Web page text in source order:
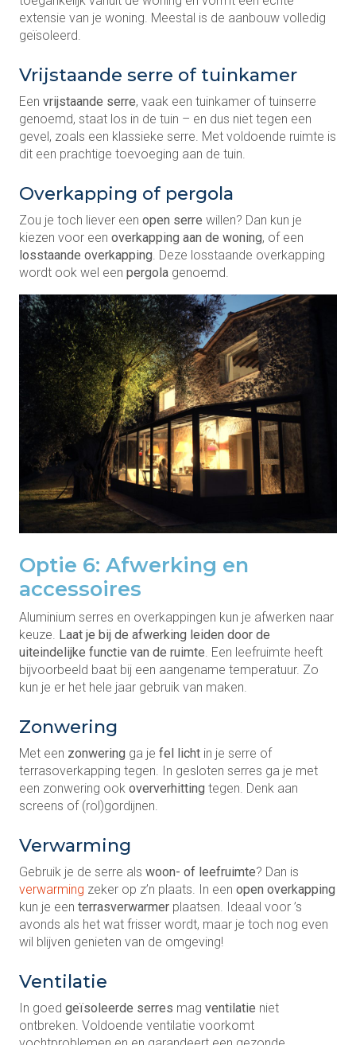
extensie van je woning. Meestal is de aanbouw volledig
geïsoleerd.
Vrijstaande serre of tuinkamer
Een vrijstaande serre, vaak een tuinkamer of tuinserre
genoemd, staat los in de tuin – en dus niet tegen een
gevel, zoals een klassieke serre. Met voldoende ruimte is
dit een prachtige toevoeging aan de tuin.
Overkapping of pergola
Zou je toch liever een open serre willen? Dan kun je
kiezen voor een overkapping aan de woning, of een
losstaande overkapping. Deze losstaande overkapping
wordt ook wel een pergola genoemd.
Optie 6: Afwerking en
accessoires
Aluminium serres en overkappingen kun je afwerken naar
keuze. Laat je bij de afwerking leiden door de
uiteindelijke functie van de ruimte. Een leefruimte heeft
bijvoorbeeld baat bij een aangename temperatuur. Zo
kun je er het hele jaar gebruik van maken.
Zonwering
Met een zonwering ga je fel licht in je serre of
terrasoverkapping tegen. In gesloten serres ga je met
een zonwering ook oververhitting tegen. Denk aan
screens of (rol)gordijnen.
Verwarming
Gebruik je de serre als woon- of leefruimte? Dan is
verwarming zeker op z’n plaats. In een open overkapping
kun je een terrasverwarmer plaatsen. Ideaal voor ’s
avonds als het wat frisser wordt, maar je toch nog even
wil blijven genieten van de omgeving!
Ventilatie
In goed geïsoleerde serres mag ventilatie niet
ontbreken. Voldoende ventilatie voorkomt